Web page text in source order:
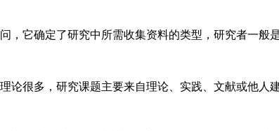
它确定了研究中所需收集资料的类型，研究者一般
很多，研究课题主要来自理论、实践、文献或他人建